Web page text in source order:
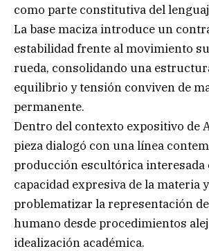
como parte constitutiva del
La base maciza introduce un
estabilidad frente al movimiento
rueda, consolidando una
equilibrio y tensión conviven de
permanente.
Dentro del contexto expositivo de
pieza dialogó con una línea
producción escultórica interesada
capacidad expresiva de la materia
problematizar la representación
humano desde procedimientos
idealización académica.